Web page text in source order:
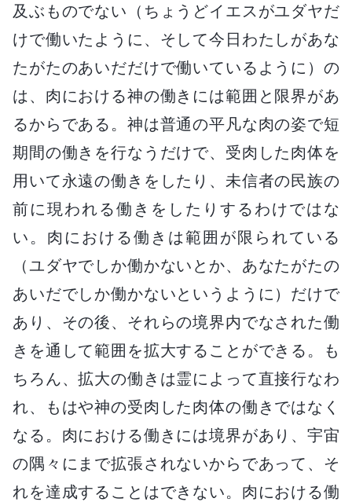
及ぶものでない（ちょうどイエスがユダヤだ
けで働いたように、そして今日わたしがあな
たがたのあいだだけで働いているように）の
は、肉における神の働きには範囲と限界があ
るからである。神は普通の平凡な肉の姿で短
期間の働きを行なうだけで、受肉した肉体を
用いて永遠の働きをしたり、未信者の民族の
前に現われる働きをしたりするわけではな
い。肉における働きは範囲が限られている
（ユダヤでしか働かないとか、あなたがたの
あいだでしか働かないというように）だけで
あり、その後、それらの境界内でなされた働
きを通して範囲を拡大することができる。も
ちろん、拡大の働きは霊によって直接行なわ
れ、もはや神の受肉した肉体の働きではなく
なる。肉における働きには境界があり、宇宙
の隅々にまで拡張されないからであって、そ
れを達成することはできない。肉における働